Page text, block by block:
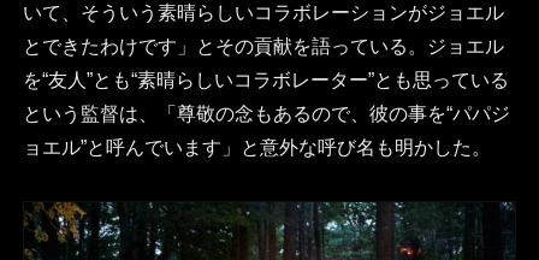
いて、そういう素晴らしいコラボレーションがジョエル
とできたわけです」とその貢献を語っている。ジョエル
を“友人”とも“素晴らしいコラボレーター”とも思っている
という監督は、「尊敬の念もあるので、彼の事を“パパジ
ョエル”と呼んでいます」と意外な呼び名も明かした。